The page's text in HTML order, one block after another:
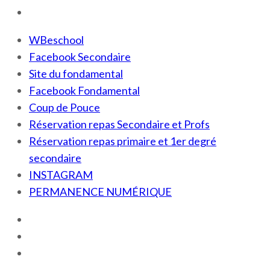
WBeschool
Facebook Secondaire
Site du fondamental
Facebook Fondamental
Coup de Pouce
Réservation repas Secondaire et Profs
Réservation repas primaire et 1er degré
secondaire
INSTAGRAM
PERMANENCE NUMÉRIQUE